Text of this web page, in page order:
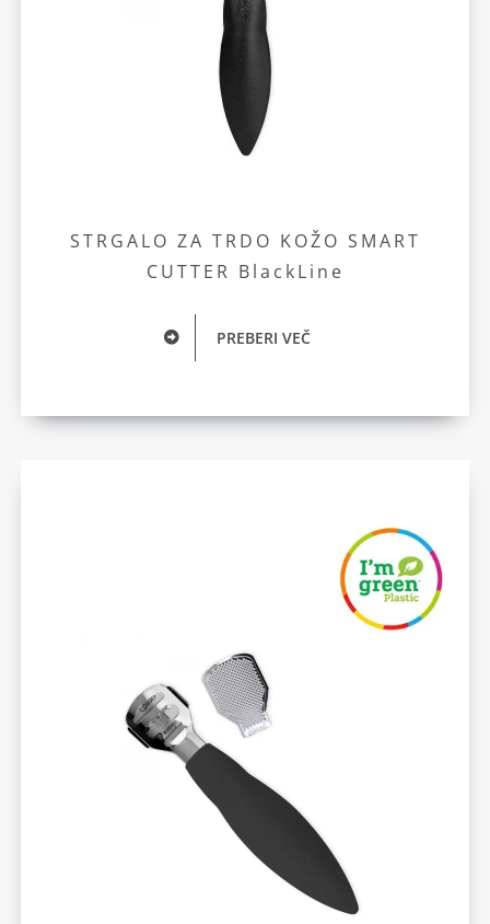
STRGALO ZA TRDO KOŽO SMART
CUTTER BlackLine
PREBERI VEČ